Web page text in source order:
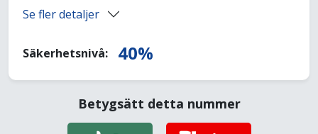
Se fler detaljer
Säkerhetsnivå: 40%
Betygsätt detta nummer